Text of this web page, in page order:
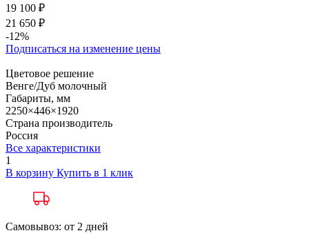
19 100 ₽
21 650 ₽
-12%
Подписаться на изменение цены
Цветовое решение
Венге/Дуб молочный
Габариты, мм
2250×446×1920
Страна производитель
Россия
Все характеристики
1
В корзину Купить в 1 клик
Самовывоз: от 2 дней